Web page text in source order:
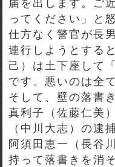
届を出します。ご
ってください」と
仕方なく警官が長
連行しようとする
己）は土下座して
です。悪いのは全
そして、壁の落書
真利子（佐藤仁美
（中川大志）の逮
阿須田恵一（長谷
持って落書きを消